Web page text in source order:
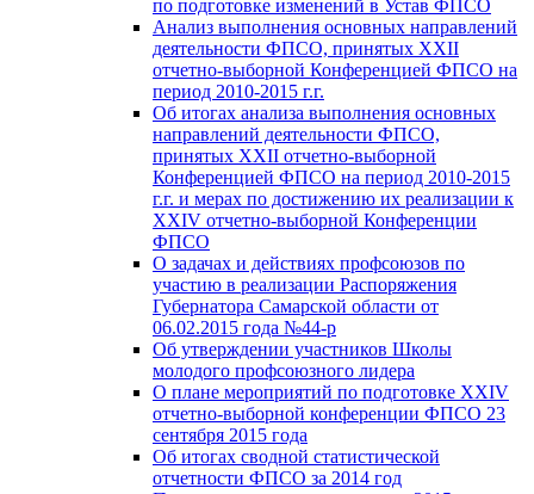
по подготовке изменений в Устав ФПСО
Анализ выполнения основных направлений
деятельности ФПСО, принятых XXII
отчетно-выборной Конференцией ФПСО на
период 2010-2015 г.г.
Об итогах анализа выполнения основных
направлений деятельности ФПСО,
принятых XXII отчетно-выборной
Конференцией ФПСО на период 2010-2015
г.г. и мерах по достижению их реализации к
XXIV отчетно-выборной Конференции
ФПСО
О задачах и действиях профсоюзов по
участию в реализации Распоряжения
Губернатора Самарской области от
06.02.2015 года №44-р
Об утверждении участников Школы
молодого профсоюзного лидера
О плане мероприятий по подготовке XXIV
отчетно-выборной конференции ФПСО 23
сентября 2015 года
Об итогах сводной статистической
отчетности ФПСО за 2014 год